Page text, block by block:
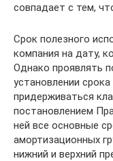
совпадает с тем,
Срок полезного
компания на дату,
Однако проявлять
установлении
придерживаться
постановлением
ней все основные
амортизационных
нижний и верхний